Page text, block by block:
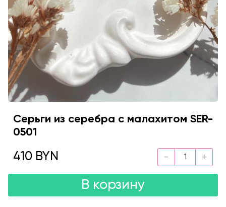
Серьги из серебра с малахитом SER-
0501
410 BYN
В корзину